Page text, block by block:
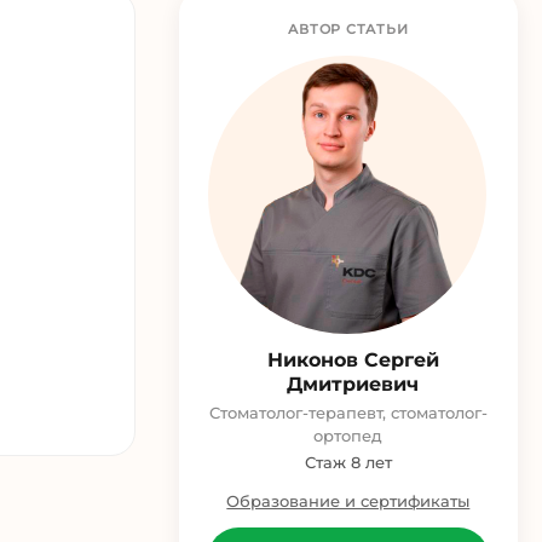
АВТОР СТАТЬИ
Никонов Сергей
Дмитриевич
Стоматолог-терапевт, стоматолог-
ортопед
Стаж 8 лет
Образование и сертификаты